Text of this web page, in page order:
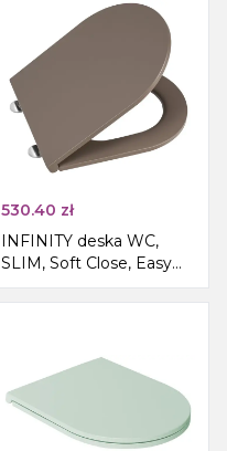
530.40 zł
INFINITY deska WC,
SLIM, Soft Close, Easy
Take, taupe